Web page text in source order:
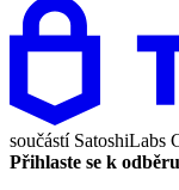
součástíSatoshiLabs
Přihlaste se k